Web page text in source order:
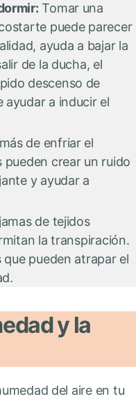
Tomar una
puede parecer
ayuda a bajar la
de la ducha, el
descenso de
ayudar a inducir el
de enfriar el
crear un ruido
y ayudar a
de tejidos
la transpiración.
pueden atrapar el
y la
del aire en tu